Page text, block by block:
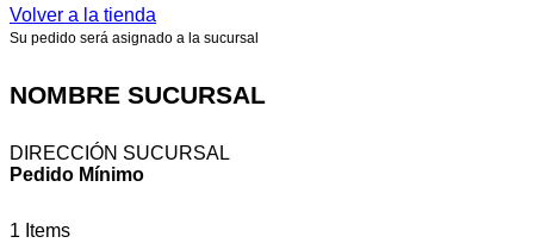
Volver a la tienda
Su pedido será asignado a la sucursal
NOMBRE SUCURSAL
DIRECCIÓN SUCURSAL
Pedido Mínimo
1 Items